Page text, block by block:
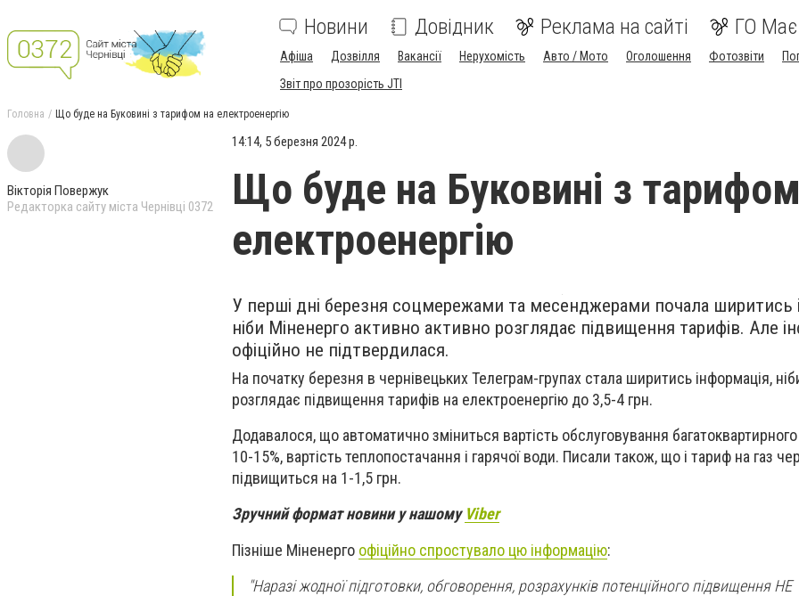
Новини Довідник Реклама на сайті ГО
Афіша Дозвілля Вакансії Нерухомість Авто / Мото Оголошення Фотозвіти
Звіт про прозорість JTI
Головна Що буде на Буковині з тарифом на електроенергію
Вікторія Повержук
Редакторка сайту міста Чернівці 0372
14:14, 5 березня 2024 р.
Що буде на Буковині з
електроенергію
У перші дні березня соцмережами та месенджерами почала ширитись
ніби Міненерго активно активно розглядає підвищення тарифів. Але
офіційно не підтвердилася.
На початку березня в чернівецьких Телеграм-групах стала ширитись інформація,
розглядає підвищення тарифів на електроенергію до 3,5-4 грн.
Додавалося, що автоматично зміниться вартість обслуговування
10-15%, вартість теплопостачання і гарячої води. Писали також, що і тариф на газ
підвищиться на 1-1,5 грн.
Зручний формат новини у нашому Viber
Пізніше Міненерго офіційно спростувало цю інформацію:
"Наразі жодної підготовки, обговорення, розрахунків потенційного підвищення НЕ